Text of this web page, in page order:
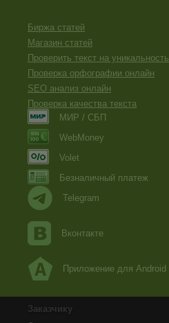
Биржа статей
Магазин статей
Проверить текст на уникальность
Проверка орфографии онлайн
SEO анализ онлайн
Проверка качества текста
МИР / СБП
WebMoney
Volet
Безналичный платеж
Telegram
Вконтакте
Приложение для Android
Заказчику